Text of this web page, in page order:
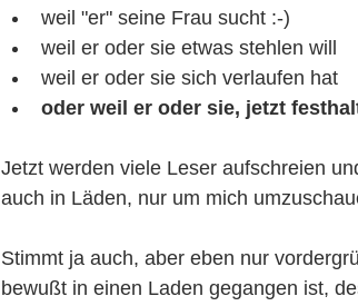
weil "er" seine Frau sucht :-)
weil er oder sie etwas stehlen will
weil er oder sie sich verlaufen hat
oder weil er oder sie, jetzt
Jetzt werden viele Leser aufschreien
auch in Läden, nur um mich
Stimmt ja auch, aber eben nur
bewußt in einen Laden gegangen ist,